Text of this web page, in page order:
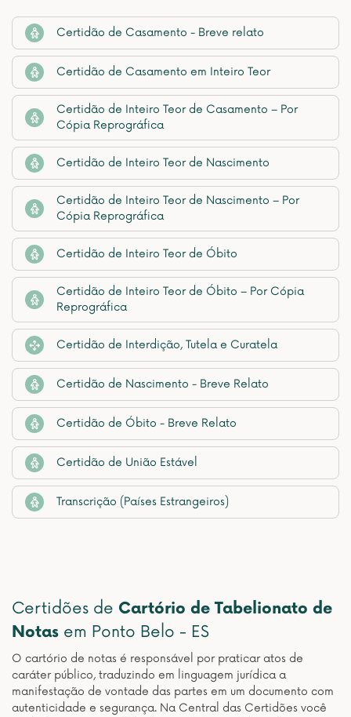
Certidão de Casamento - Breve relato
Certidão de Casamento em Inteiro Teor
Certidão de Inteiro Teor de Casamento – Por
Cópia Reprográfica
Certidão de Inteiro Teor de Nascimento
Certidão de Inteiro Teor de Nascimento – Por
Cópia Reprográfica
Certidão de Inteiro Teor de Óbito
Certidão de Inteiro Teor de Óbito – Por Cópia
Reprográfica
Certidão de Interdição, Tutela e Curatela
Certidão de Nascimento - Breve Relato
Certidão de Óbito - Breve Relato
Certidão de União Estável
Transcrição (Países Estrangeiros)
Certidões de Cartório de Tabelionato de
Notas em Ponto Belo - ES
O cartório de notas é responsável por praticar atos de
caráter público, traduzindo em linguagem jurídica a
manifestação de vontade das partes em um documento com
autenticidade e segurança. Na Central das Certidões você